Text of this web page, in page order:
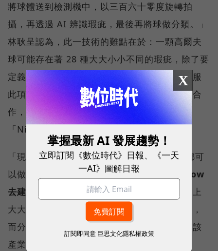
將球體送到檢測機中，以三百六十零度旋轉拍
攝，再透過 AI 辨識瑕疵，最後再將球做分類。」
林耿呈認為，此一技術的難點在於：一顆高爾夫
球可能存在著 28 種大大小小不同的瑕疵，除了要
定義瑕疵本身，還要判斷瑕疵的大小。為了克服
此項困難，慧穩科技透過前期與合作廠商協同合
作，蒐集相關數據、想像資料，建立所謂的
「Niche Data」。
「現在想做 AI ，Open sourse 很多，大家都可
以做，但是要做得好你需要有利基的 knowhow
去建立模型
，」創辦人林耿呈指出，高爾夫球上
大大小小的坑洞非常多，首先得定義何謂瑕疵，
而分辨的過程除了要有好的數據來源，亦要有該
產業的「domain knowhow」 來進行標記，
X
掌握最新 AI 發展趨勢！
立即訂閱《數位時代》日報、《一天
一AI》圖解日報
訂閱即同意 巨思文化隱私權政策